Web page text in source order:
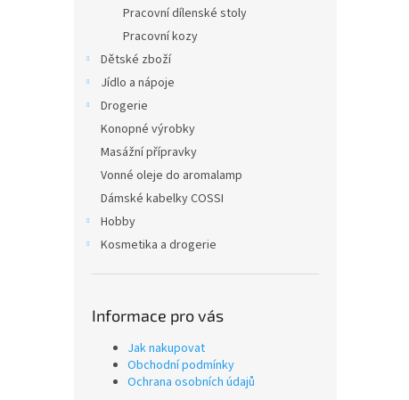
Pracovní dílenské stoly
Pracovní kozy
Dětské zboží
Jídlo a nápoje
Drogerie
Konopné výrobky
Masážní přípravky
Vonné oleje do aromalamp
Dámské kabelky COSSI
Hobby
Kosmetika a drogerie
Informace pro vás
Jak nakupovat
Obchodní podmínky
Ochrana osobních údajů